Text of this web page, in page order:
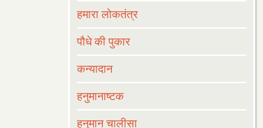
हमारा लोकतंत्र
पौधे की पुकार
कन्यादान
हनुमानाष्टक
हनुमान चालीसा